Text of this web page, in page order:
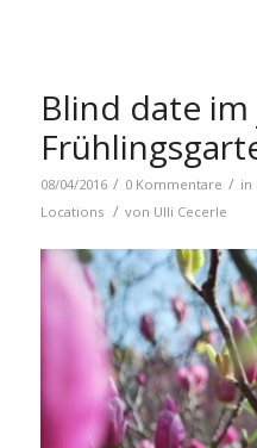
Blind date
08/04/2016 / 0 Kommentare / in
Locations / von Ulli Cecerle